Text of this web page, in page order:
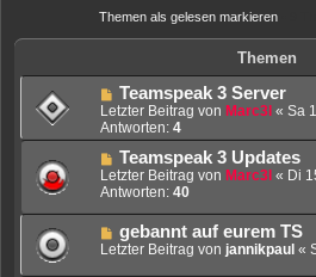
Themen als gelesen markieren
Themen
Teamspeak 3 Server
Letzter Beitrag von Marc3l « Sa
Antworten: 4
Teamspeak 3 Updates
Letzter Beitrag von Marc3l « Di
Antworten: 40
gebannt auf eurem TS
Letzter Beitrag von jannikpaul «